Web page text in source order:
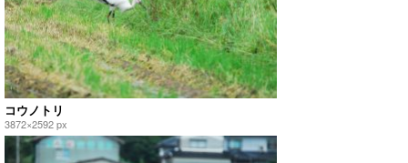
コウノトリ
3872×2592 px